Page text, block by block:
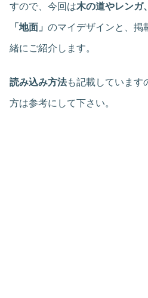
すので、今回は木の道やレンガ
「 地面」 のマイデザインと、掲
緒にご紹介します。
読み込み方法も記載しています
方は参考にして下さい。